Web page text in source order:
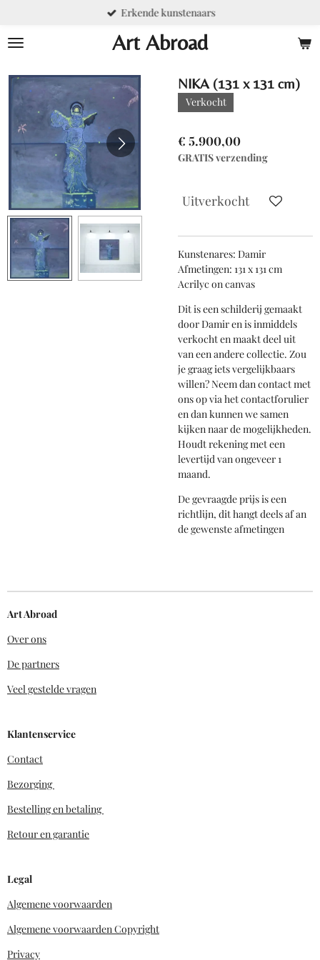
naar
hoofdinhoud
Art Abroad
Erkende kunstenaars
NIKA (131 x 131 cm)
Verkocht
€ 5.900,00
GRATIS verzending
Uitverkocht
Kunstenares: Damir
Afmetingen: 131 x 131 cm
Acrilyc on canvas
Dit is een schilderij gemaakt
door Damir en is inmiddels
verkocht en maakt deel uit
van een andere collectie. Zou
je graag iets vergelijkbaars
willen? Neem dan contact met
ons op via het contactforulier
en dan kunnen we samen
kijken naar de mogelijkheden.
Houdt rekening met een
levertijd van ongeveer 1
maand.
De gevraagde prijs is een
richtlijn, dit hangt deels af an
de gewenste afmetingen
Art Abroad
Over ons
De partners
Veel gestelde vragen
Klantenservice
Contact
Bezorging
Bestelling en betaling
Retour en garantie
Legal
Algemene voorwaarden
Algemene voorwaarden Copyright
Privacy